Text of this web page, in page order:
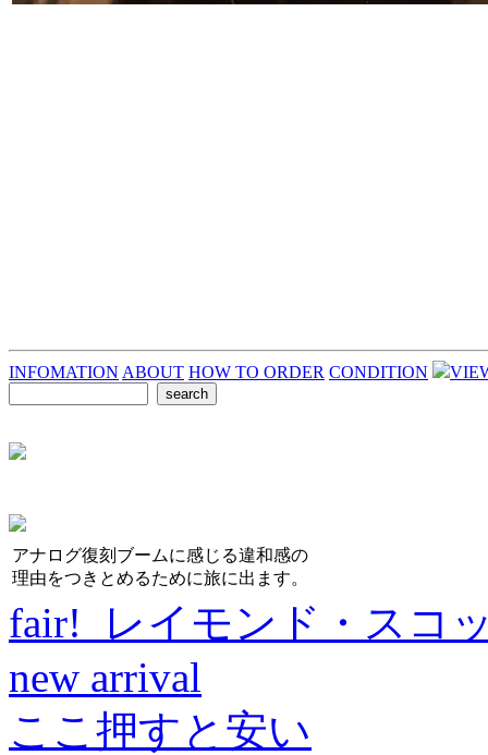
INFOMATION ABOUT HOW TO ORDER CONDITION
アナログ復刻ブームに感じる違和感の
理由をつきとめるために旅に出ます。
fair! レイモンド・スコ
new arrival
ここ押すと安い